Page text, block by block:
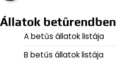
Állatok betűrendben
A betűs állatok listája
B betűs állatok listája